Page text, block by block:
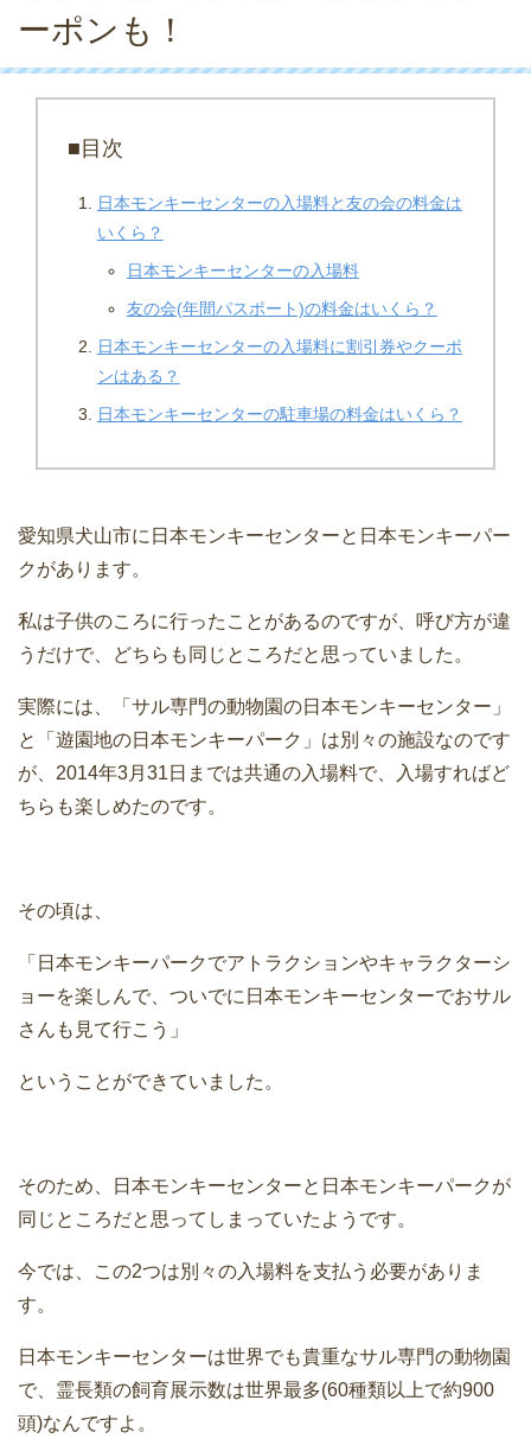
ーポンも！
■目次
日本モンキーセンターの入場料と友の会の料金は
いくら？
日本モンキーセンターの入場料
友の会(年間パスポート)の料金はいくら？
日本モンキーセンターの入場料に割引券やクーポ
ンはある？
日本モンキーセンターの駐車場の料金はいくら？
愛知県犬山市に日本モンキーセンターと日本モンキーパー
クがあります。
私は子供のころに行ったことがあるのですが、呼び方が違
うだけで、どちらも同じところだと思っていました。
実際には、「サル専門の動物園の日本モンキーセンター」
と「遊園地の日本モンキーパーク」は別々の施設なのです
が、2014年3月31日までは共通の入場料で、入場すればど
ちらも楽しめたのです。
その頃は、
「日本モンキーパークでアトラクションやキャラクターシ
ョーを楽しんで、ついでに日本モンキーセンターでおサル
さんも見て行こう」
ということができていました。
そのため、日本モンキーセンターと日本モンキーパークが
同じところだと思ってしまっていたようです。
今では、この2つは別々の入場料を支払う必要がありま
す。
日本モンキーセンターは世界でも貴重なサル専門の動物園
で、霊長類の飼育展示数は世界最多(60種類以上で約900
頭)なんですよ。